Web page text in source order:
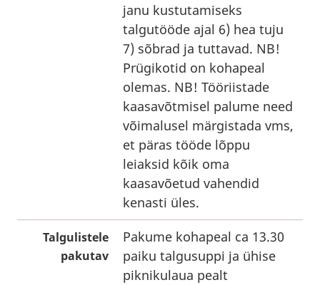
janu kustutamiseks
talgutööde ajal 6) hea tuju
7) sõbrad ja tuttavad. NB!
Prügikotid on kohapeal
olemas. NB! Tööriistade
kaasavõtmisel palume need
võimalusel märgistada vms,
et päras tööde lõppu
leiaksid kõik oma
kaasavõetud vahendid
kenasti üles.
Talgulistele
pakutav
Pakume kohapeal ca 13.30
paiku talgusuppi ja ühise
piknikulaua pealt